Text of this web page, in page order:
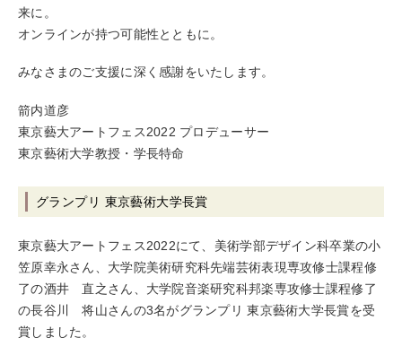
来に。
オンラインが持つ可能性とともに。
みなさまのご支援に深く感謝をいたします。
箭内道彦
東京藝大アートフェス2022 プロデューサー
東京藝術大学教授・学長特命
グランプリ 東京藝術大学長賞
東京藝大アートフェス2022にて、美術学部デザイン科卒業の小
笠原幸永さん、大学院美術研究科先端芸術表現専攻修士課程修
了の酒井 直之さん、大学院音楽研究科邦楽専攻修士課程修了
の長谷川 将山さんの3名がグランプリ 東京藝術大学長賞を受
賞しました。